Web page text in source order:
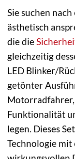
Sie suchen
ästhetisch
die die
gleichzeitig
LED Blinker/
getönter
Funktionalität
legen. Dieses
Technologie mit